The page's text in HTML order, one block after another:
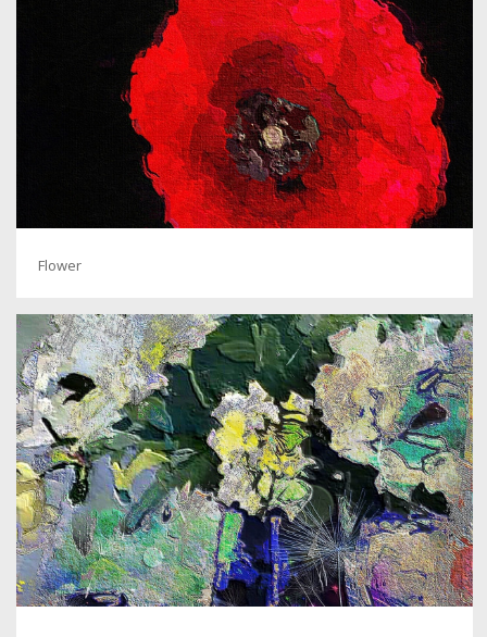
Flower